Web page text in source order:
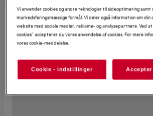
Vi anvender cookies og andre teknologier til sideoptimering samt
markedsføringsmæssige formål. Vi deler også information om din
website med sociale medier, reklame- og analysepartnere. Ved
cookies” accepterer du vores anvendelse af cookies. For mere
vores cookie-meddelelse.
Cookie - indstillinger